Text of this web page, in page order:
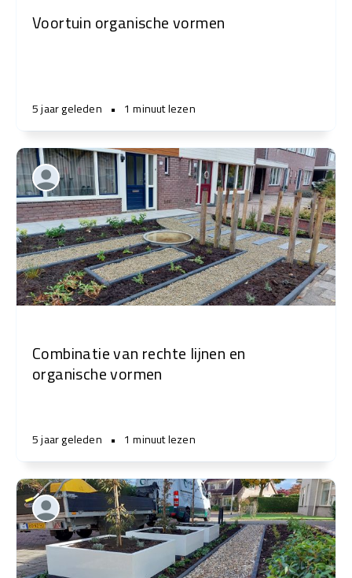
Voortuin organische vormen
5 jaar geleden • 1 minuut lezen
Combinatie van rechte lijnen en
organische vormen
5 jaar geleden • 1 minuut lezen